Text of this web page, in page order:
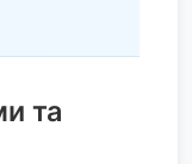
та